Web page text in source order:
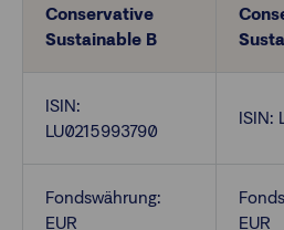
Login
Conservative
Sustainable B
ISIN:
LU0215993790
ISIN:
Fondswährung:
EUR
EUR